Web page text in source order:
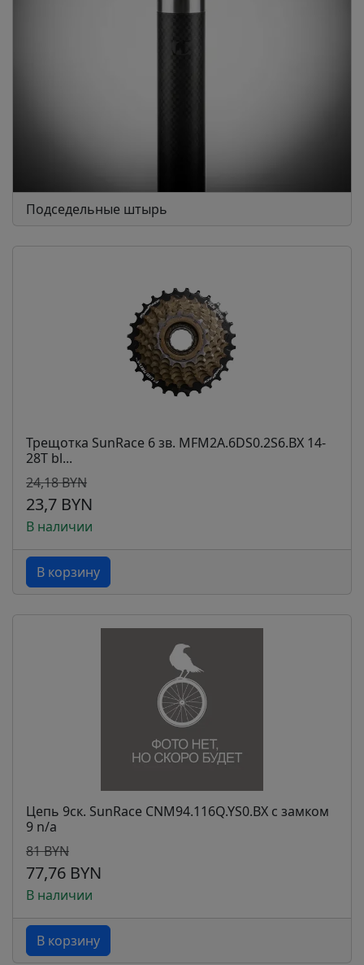
Подседельные штырь
Трещотка SunRace 6 зв. MFM2A.6DS0.2S6.BX 14-
28T bl...
24,18 BYN
23,7 BYN
В наличии
В корзину
Цепь 9ск. SunRace CNM94.116Q.YS0.BX с замком
9 n/a
81 BYN
77,76 BYN
В наличии
В корзину